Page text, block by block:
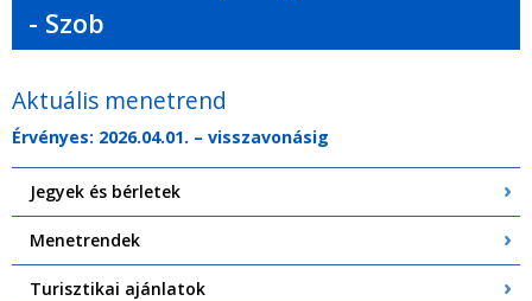
- Szob
Aktuális menetrend
Érvényes: 2026.04.01. – visszavonásig
Jegyek és bérletek
Menetrendek
Turisztikai ajánlatok